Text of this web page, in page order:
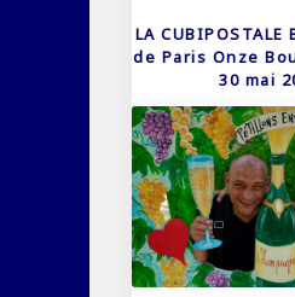
LA
de Paris Onze
30 mai